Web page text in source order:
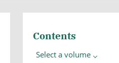
Contents
Select a volume